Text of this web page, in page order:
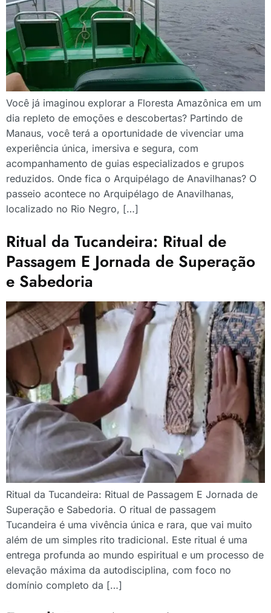
Você já imaginou explorar a Floresta Amazônica em um
dia repleto de emoções e descobertas? Partindo de
Manaus, você terá a oportunidade de vivenciar uma
experiência única, imersiva e segura, com
acompanhamento de guias especializados e grupos
reduzidos. Onde fica o Arquipélago de Anavilhanas? O
passeio acontece no Arquipélago de Anavilhanas,
localizado no Rio Negro, […]
Ritual da Tucandeira: Ritual de
Passagem E Jornada de Superação
e Sabedoria
Ritual da Tucandeira: Ritual de Passagem E Jornada de
Superação e Sabedoria. O ritual de passagem
Tucandeira é uma vivência única e rara, que vai muito
além de um simples rito tradicional. Este ritual é uma
entrega profunda ao mundo espiritual e um processo de
elevação máxima da autodisciplina, com foco no
domínio completo da […]